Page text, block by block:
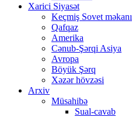
Xarici Siyasət
Keçmiş Sovet məkanı
Qafqaz
Amerika
Cənub-Şərqi Asiya
Avropa
Böyük Şərq
Xəzər hövzəsi
Arxiv
Müsahibə
Sual-cavab